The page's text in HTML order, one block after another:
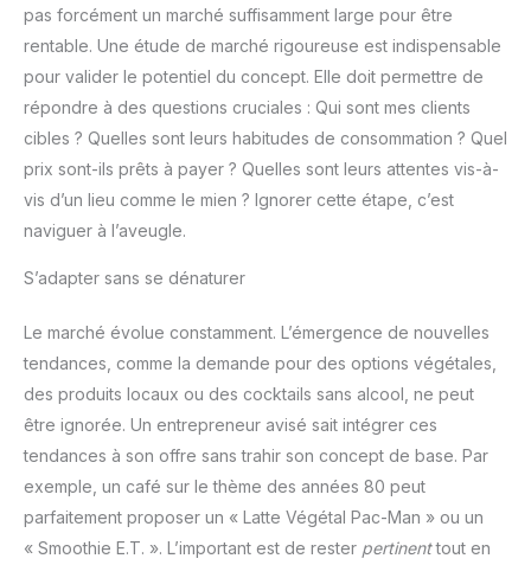
pas forcément un marché suffisamment large pour être
rentable. Une étude de marché rigoureuse est indispensable
pour valider le potentiel du concept. Elle doit permettre de
répondre à des questions cruciales : Qui sont mes clients
cibles ? Quelles sont leurs habitudes de consommation ? Quel
prix sont-ils prêts à payer ? Quelles sont leurs attentes vis-à-
vis d’un lieu comme le mien ? Ignorer cette étape, c’est
naviguer à l’aveugle.
S’adapter sans se dénaturer
Le marché évolue constamment. L’émergence de nouvelles
tendances, comme la demande pour des options végétales,
des produits locaux ou des cocktails sans alcool, ne peut
être ignorée. Un entrepreneur avisé sait intégrer ces
tendances à son offre sans trahir son concept de base. Par
exemple, un café sur le thème des années 80 peut
parfaitement proposer un « Latte Végétal Pac-Man » ou un
« Smoothie E.T. ». L’important est de rester pertinenttout en